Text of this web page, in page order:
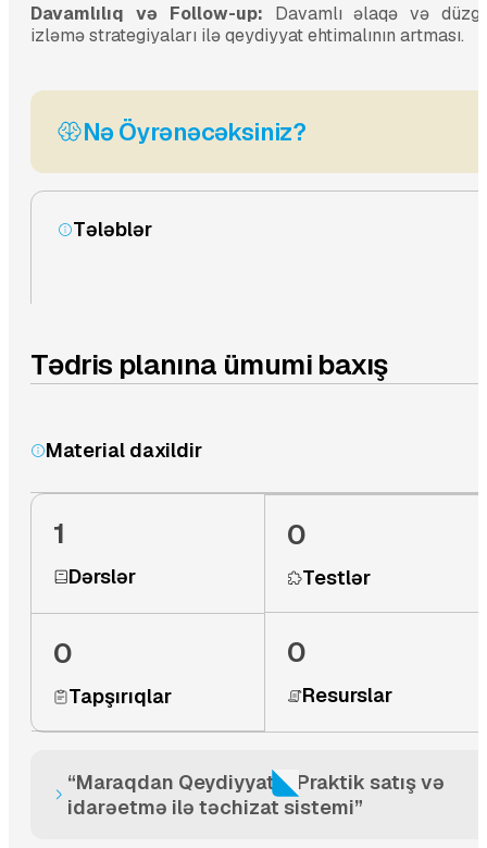
Davamlılıq və Follow-up: Davamlı əlaqə və
izləmə strategiyaları ilə qeydiyyat ehtimalının artması.
Nə Öyrənəcəksiniz?
Tələblər
Tədris planına ümumi baxış
Material daxildir
1
Dərslər
0
Testlər
0
Tapşırıqlar
0
Resurslar
“Maraqdan Qeydiyyata: Praktik satış və
idarəetmə ilə təchizat sistemi”